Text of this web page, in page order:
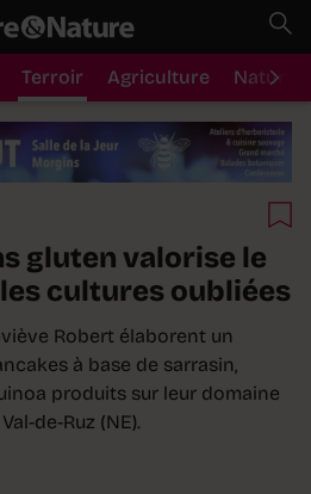
Terroir Agriculture Nature
gluten valorise le
cultures oubliées
Robert élaborent un
à base de sarrasin,
produits sur leur domaine
de-Ruz (NE).